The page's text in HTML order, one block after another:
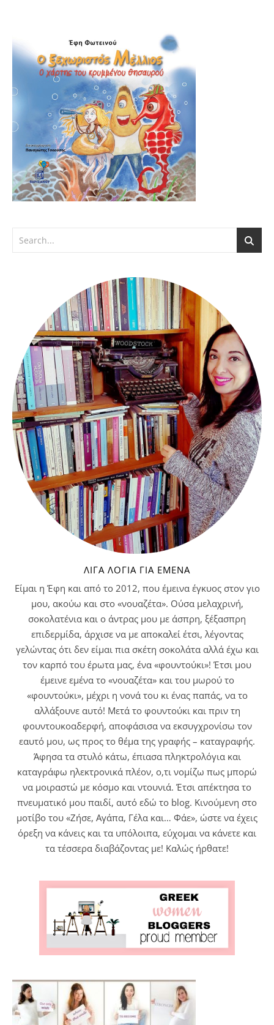
ΛΊΓΑ ΛΌΓΙΑ ΓΙΑ ΕΜΈΝΑ
Είμαι η Έφη και από το 2012, που έμεινα έγκυος στον γιο
μου, ακούω και στο «νουαζέτα». Ούσα μελαχρινή,
σοκολατένια και ο άντρας μου με άσπρη, ξέξασπρη
επιδερμίδα, άρχισε να με αποκαλεί έτσι, λέγοντας
γελώντας ότι δεν είμαι πια σκέτη σοκολάτα αλλά έχω και
τον καρπό του έρωτα μας, ένα «φουντούκι»! Έτσι μου
έμεινε εμένα το «νουαζέτα» και του μωρού το
«φουντούκι», μέχρι η νονά του κι ένας παπάς, να το
αλλάξουνε αυτό! Μετά το φουντούκι και πριν τη
φουντουκοαδερφή, αποφάσισα να εκσυγχρονίσω τον
εαυτό μου, ως προς το θέμα της γραφής – καταγραφής.
Άφησα τα στυλό κάτω, έπιασα πληκτρολόγια και
καταγράφω ηλεκτρονικά πλέον, ο,τι νομίζω πως μπορώ
να μοιραστώ με κόσμο και ντουνιά. Έτσι απέκτησα το
πνευματικό μου παιδί, αυτό εδώ το blog. Κινούμενη στο
μοτίβο του «Ζήσε, Αγάπα, Γέλα και… Φάε», ώστε να έχεις
όρεξη να κάνεις και τα υπόλοιπα, εύχομαι να κάνετε και
τα τέσσερα διαβάζοντας με! Καλώς ήρθατε!